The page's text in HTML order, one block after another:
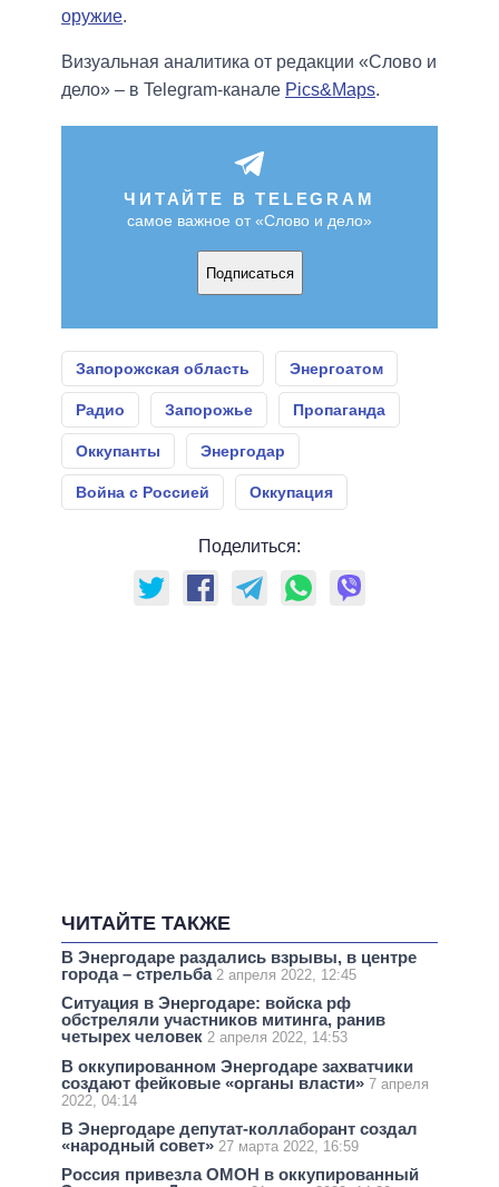
оружие.
Визуальная аналитика от редакции «Слово и
дело» – в Telegram-канале Pics&Maps.
ЧИТАЙТЕ В TELEGRAM
самое важное от «Слово и дело»
Подписаться
Запорожская область Энергоатом
Радио Запорожье Пропаганда
Оккупанты Энергодар
Война с Россией Оккупация
Поделиться:
ЧИТАЙТЕ ТАКЖЕ
В Энергодаре раздались взрывы, в центре
города – стрельба 2 апреля 2022, 12:45
Ситуация в Энергодаре: войска рф
обстреляли участников митинга, ранив
четырех человек 2 апреля 2022, 14:53
В оккупированном Энергодаре захватчики
создают фейковые «органы власти» 7 апреля
2022, 04:14
В Энергодаре депутат-коллаборант создал
«народный совет» 27 марта 2022, 16:59
Россия привезла ОМОН в оккупированный